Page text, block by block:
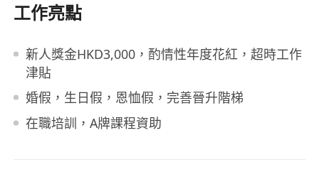
工作亮點
新人獎金HKD3,000，酌情性年度花紅，超時工作
津貼
婚假，生日假，恩恤假，完善晉升階梯
在職培訓，A牌課程資助